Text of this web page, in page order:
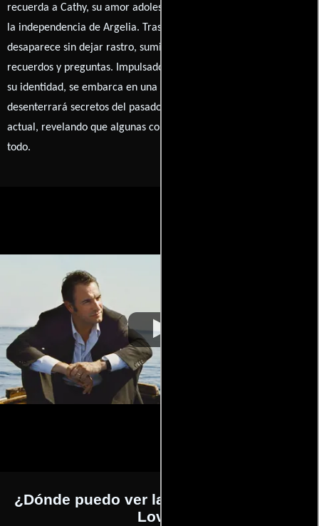
recuerda a Cathy, su amor adolescente en tiempos convulsos tras
la independencia de Argelia. Tras una intensa noche juntos, ella
desaparece sin dejar rastro, sumiendo a Marc en un torbellino de
recuerdos y preguntas. Impulsado por la necesidad de descubrir
su identidad, se embarca en una peligrosa investigación que
desenterrará secretos del pasado y pondrá en jaque su vida
actual, revelando que algunas conexiones nunca se rompen del
todo.
¿Dónde puedo ver la películas A View of
Love?